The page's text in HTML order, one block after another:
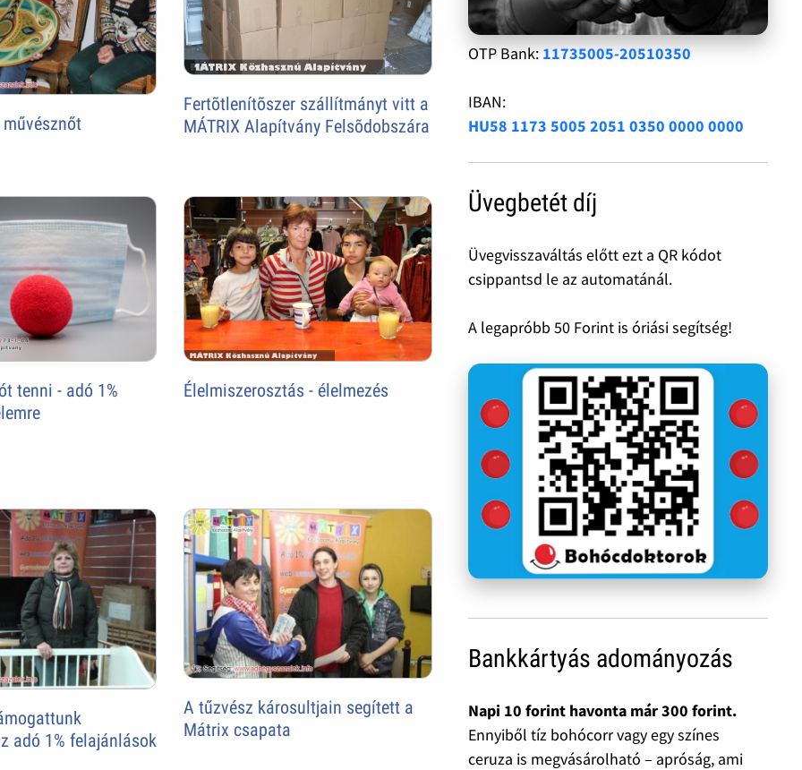
Fertõtlenítõszer szállítmányt vitt a
MÁTRIX Alapítvány Felsõdobszára
tenni - adó 1%
Élelmiszerosztás - élelmezés
adó 1% felajánlások
A tűzvész károsultjain segített a
Mátrix csapata
OTP Bank: 11735005-20510350
IBAN:
HU58 1173 5005 2051 0350 0000 0000
Üvegbetét díj
Üvegvisszaváltás előtt ezt a QR kódot
csippantsd le az automatánál.
A legapróbb 50 Forint is óriási segítség!
Bankkártyás adományozás
Napi 10 forint havonta már 300 forint.
Ennyiből tíz bohócorr vagy egy színes
ceruza is megvásárolható – apróság, ami